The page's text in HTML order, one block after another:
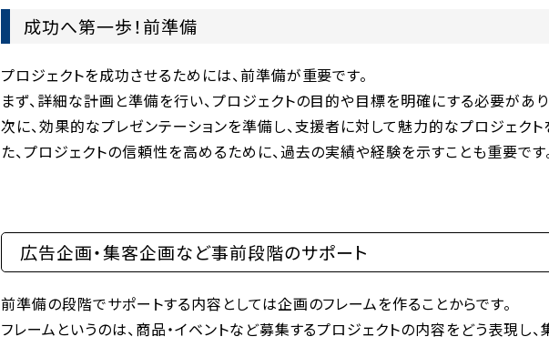
成功へ第一歩！前準備
プロジェクトを成功させるためには、前準備が重要です。
まず、詳細な計画と準備を行い、プロジェクトの目的や目標を明確にする必要があり
次に、効果的なプレゼンテーションを準備し、支援者に対して魅力的なプロジェクト
た、プロジェクトの信頼性を高めるために、過去の実績や経験を示すことも重要です
広告企画・集客企画など事前段階のサポート
前準備の段階でサポートする内容としては企画のフレームを作ることからです。
フレームというのは、商品・イベントなど募集するプロジェクトの内容をどう表現し